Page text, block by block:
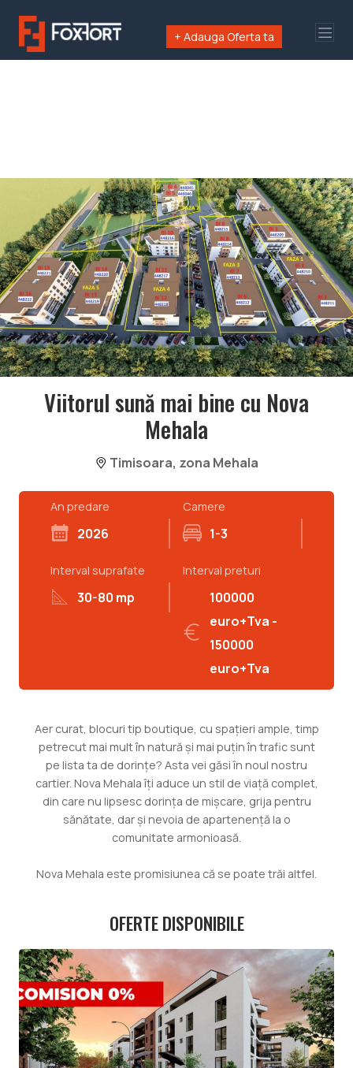
+ Adauga Oferta ta
Viitorul sună mai bine cu Nova
Mehala
Timisoara, zona Mehala
An predare
2026
Camere
1-3
Interval suprafate
30-80 mp
Interval preturi
100000
euro+Tva -
150000
euro+Tva
Aer curat, blocuri tip boutique, cu spațieri ample, timp
petrecut mai mult în natură și mai puțin în trafic sunt
pe lista ta de dorințe? Asta vei găsi în noul nostru
cartier. Nova Mehala îți aduce un stil de viață complet,
din care nu lipsesc dorința de mișcare, grija pentru
sănătate, dar și nevoia de apartenență la o
comunitate armonioasă.
Nova Mehala este promisiunea că se poate trăi altfel.
OFERTE DISPONIBILE